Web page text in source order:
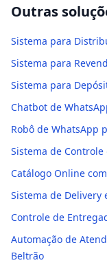
Outras
Sistema para
Sistema para
Sistema para
Chatbot de
Robô de WhatsApp
Sistema de
Catálogo Online
Sistema de Delivery
Controle de
Automação de
Beltrão